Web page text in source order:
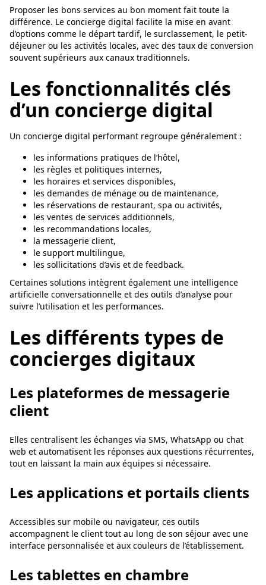
Proposer les bons services au bon moment fait toute la
différence. Le concierge digital facilite la mise en avant
d’options comme le départ tardif, le surclassement, le petit-
déjeuner ou les activités locales, avec des taux de conversion
souvent supérieurs aux canaux traditionnels.
Les fonctionnalités clés
d’un concierge digital
Un concierge digital performant regroupe généralement :
les informations pratiques de l’hôtel,
les règles et politiques internes,
les horaires et services disponibles,
les demandes de ménage ou de maintenance,
les réservations de restaurant, spa ou activités,
les ventes de services additionnels,
les recommandations locales,
la messagerie client,
le support multilingue,
les sollicitations d’avis et de feedback.
Certaines solutions intègrent également une intelligence
artificielle conversationnelle et des outils d’analyse pour
suivre l’utilisation et les performances.
Les différents types de
concierges digitaux
Les plateformes de messagerie
client
Elles centralisent les échanges via SMS, WhatsApp ou chat
web et automatisent les réponses aux questions récurrentes,
tout en laissant la main aux équipes si nécessaire.
Les applications et portails clients
Accessibles sur mobile ou navigateur, ces outils
accompagnent le client tout au long de son séjour avec une
interface personnalisée et aux couleurs de l’établissement.
Les tablettes en chambre